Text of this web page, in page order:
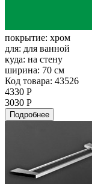
покрытие: хром
для: для ванной
куда: на стену
ширина: 70 см
Код товара: 43526
4330 Р
3030 Р
Подробнее